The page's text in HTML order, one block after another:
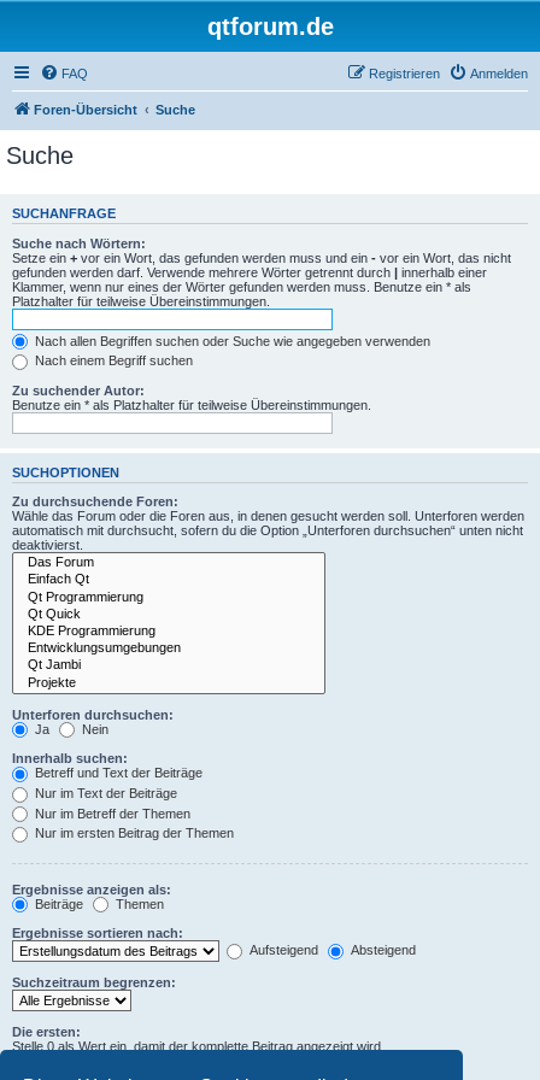
qtforum.de
FAQ Anmelden
Registrieren
Foren-Übersicht Suche
Suche
SUCHANFRAGE
Suche nach Wörtern:
Setze ein + vor ein Wort, das gefunden werden muss und ein - vor ein Wort, das nicht
gefunden werden darf. Verwende mehrere Wörter getrennt durch | innerhalb einer
Klammer, wenn nur eines der Wörter gefunden werden muss. Benutze ein * als
Platzhalter für teilweise Übereinstimmungen.
Nach allen Begriffen suchen oder Suche wie angegeben verwenden
Nach einem Begriff suchen
Zu suchender Autor:
Benutze ein * als Platzhalter für teilweise Übereinstimmungen.
SUCHOPTIONEN
Zu durchsuchende Foren:
Wähle das Forum oder die Foren aus, in denen gesucht werden soll. Unterforen werden
automatisch mit durchsucht, sofern du die Option „Unterforen durchsuchen“ unten nicht
deaktivierst.
Unterforen durchsuchen:
Ja
Nein
Innerhalb suchen:
Betreff und Text der Beiträge
Nur im Text der Beiträge
Nur im Betreff der Themen
Nur im ersten Beitrag der Themen
Ergebnisse anzeigen als:
Beiträge
Themen
Ergebnisse sortieren nach:
Aufsteigend
Absteigend
Suchzeitraum begrenzen:
Die ersten:
Stelle 0 als Wert ein, damit der komplette Beitrag angezeigt wird.